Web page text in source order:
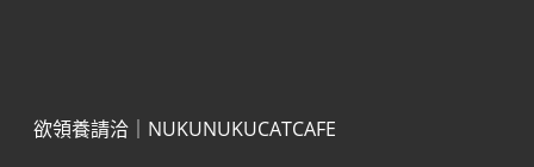
欲領養請洽｜NUKUNUKUCATCAFE